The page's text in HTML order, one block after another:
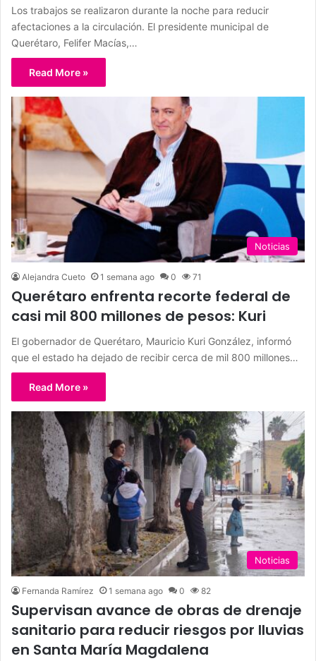
Los trabajos se realizaron durante la noche para reducir
afectaciones a la circulación. El presidente municipal de
Querétaro, Felifer Macías,…
Read More »
Noticias
Alejandra Cueto 1 semana ago 0 71
Querétaro enfrenta recorte federal de
casi mil 800 millones de pesos: Kuri
El gobernador de Querétaro, Mauricio Kuri González, informó
que el estado ha dejado de recibir cerca de mil 800 millones…
Read More »
Noticias
Fernanda Ramírez 1 semana ago 0 82
Supervisan avance de obras de drenaje
sanitario para reducir riesgos por lluvias
en Santa María Magdalena